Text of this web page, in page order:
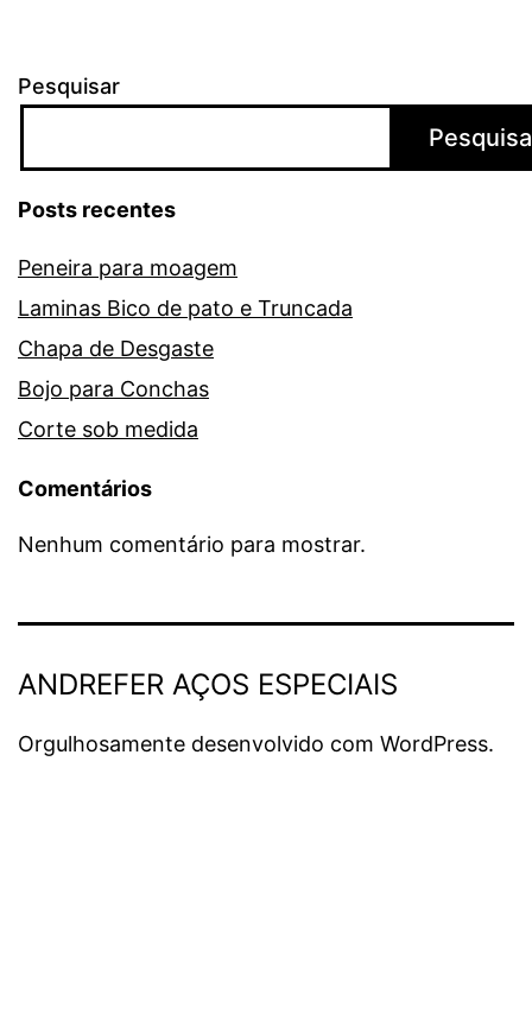
Pesquisar
Posts recentes
Peneira para moagem
Laminas Bico de pato e Truncada
Chapa de Desgaste
Bojo para Conchas
Corte sob medida
Comentários
Nenhum comentário para mostrar.
ANDREFER AÇOS ESPECIAIS
Orgulhosamente desenvolvido com WordPress.